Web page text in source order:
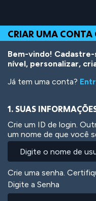
Top
of
Page
Navigation
Main
Content
Footer
o
conteúdo
principal
CRIAR UMA CONTA
Bem-vindo! Cadastre-
nível, personalizar,
Já tem uma conta?
1. SUAS
Crie um ID de login.
um nome de que você
Crie uma senha.
Digite a Senha